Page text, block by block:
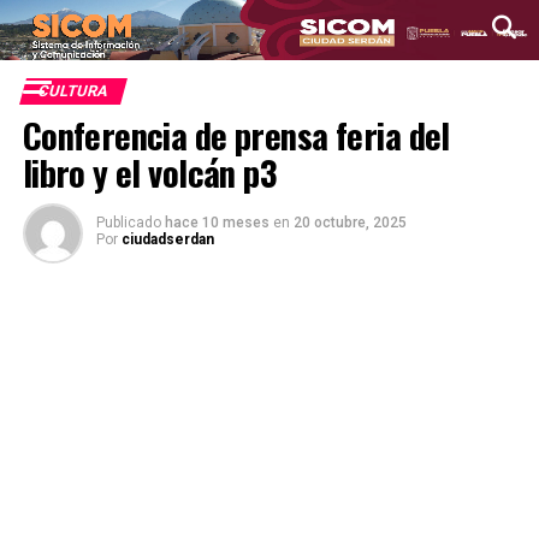
CULTURA
Conferencia de prensa feria del
libro y el volcán p3
Publicado hace 10 meses en 20 octubre, 2025
Por ciudadserdan